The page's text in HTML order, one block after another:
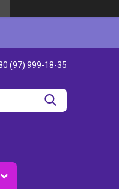
(97) 999-18-35